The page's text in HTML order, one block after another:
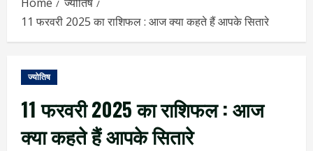
11 फरवरी 2025 का राशिफल : आज क्या कहते हैं आपके सितारे
ज्योतिष
11 फरवरी 2025 का राशिफल : आज
क्या कहते हैं आपके सितारे